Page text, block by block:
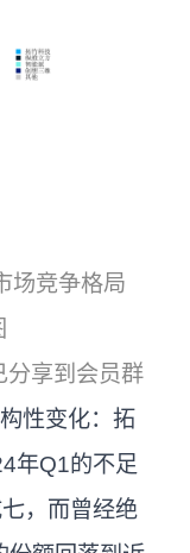
场竞争格局
分享到会员群
性变化：拓
年Q1的不足
，而曾经绝